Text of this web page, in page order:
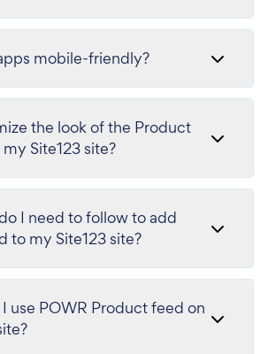
mobile-friendly?
the look of the Product
Site123 site?
I need to follow to add
to my Site123 site?
use POWR Product feed on